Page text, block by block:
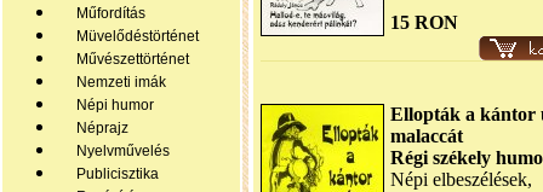
Műfordítás
Müvelődéstörténet
Művészettörténet
Nemzeti imák
Népi humor
Néprajz
Nyelvművelés
Publicisztika
15 RON
Ellopták a kántor
malaccát
Régi székely
Népi elbeszélések,